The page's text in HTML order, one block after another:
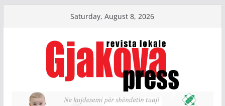
Saturday, August 8, 2026